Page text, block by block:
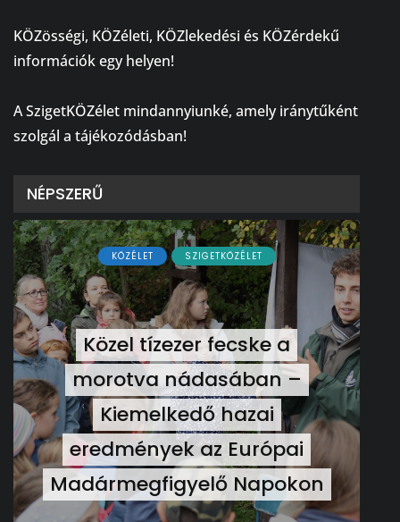
KÖZösségi, KÖZéleti, KÖZlekedési és KÖZérdekű
információk egy helyen!
A SzigetKÖZélet mindannyiunké, amely iránytűként
szolgál a tájékozódásban!
NÉPSZERŰ
KÖZÉLET SZIGETKÖZÉLET
Közel tízezer fecske a
morotva nádasában –
Kiemelkedő hazai
eredmények az Európai
Madármegfigyelő Napokon